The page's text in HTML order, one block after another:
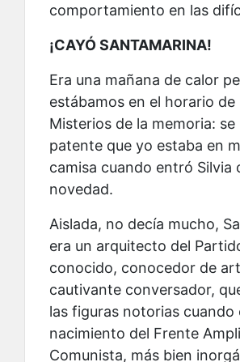
comportamiento en las
¡CAYÓ SANTAMARINA!
Era una mañana de calor
estábamos en el horario de
Misterios de la memoria: se
patente que yo estaba en
camisa cuando entró Silvia
novedad.
Aislada, no decía mucho,
era un arquitecto del
conocido, conocedor de
cautivante conversador,
las figuras notorias cuando
nacimiento del Frente
Comunista, más bien